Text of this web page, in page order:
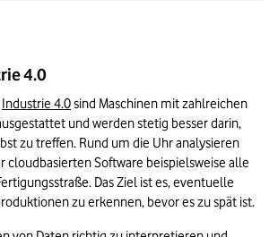
4.0
Industrie 4.0 sind Maschinen mit zahlreichen
und werden stetig besser darin,
zu treffen. Rund um die Uhr analysieren
cloudbasierten Software beispielsweise alle
Das Ziel ist es, eventuelle
zu erkennen, bevor es zu spät ist.